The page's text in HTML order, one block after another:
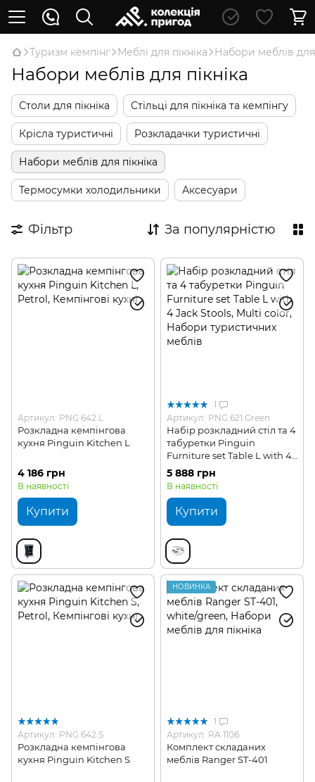
Туризм кемпінг Меблі для пікніка Набори меблів для
Набори меблів для пікніка
Столи для пікніка Стільці для пікніка та кемпінгу
Крісла туристичні Розкладачки туристичні
Набори меблів для пікніка
Термосумки холодильники Аксесуари
Фільтр За популярністю
Артикул: PNG 642.L
Розкладна кемпінгова
кухня Pinguin Kitchen L
4 186 грн
В наявності
Купити
1
Артикул: PNG 621.Green
Набір розкладний стіл та 4
табуретки Pinguin
Furniture set Table L with 4
Jack Stools
5 888 грн
В наявності
Купити
Артикул: PNG 642.S
Розкладна кемпінгова
кухня Pinguin Kitchen S
НОВИНКА
1
Артикул: RA 1106
Комплект складаних
меблів Ranger ST-401